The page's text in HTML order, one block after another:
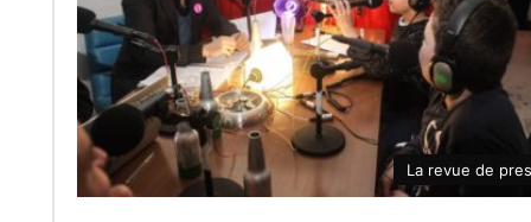
La revue de